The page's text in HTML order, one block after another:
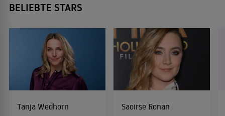
BELIEBTE STARS
Tanja Wedhorn Saoirse Ronan